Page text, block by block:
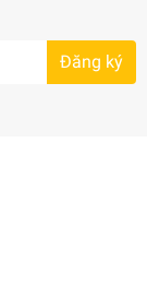
Đăng ký